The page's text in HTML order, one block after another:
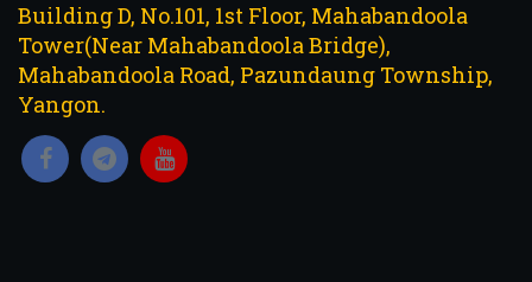
Building D, No.101, 1st Floor, Mahabandoola
Tower(Near Mahabandoola Bridge),
Mahabandoola Road, Pazundaung Township,
Yangon.